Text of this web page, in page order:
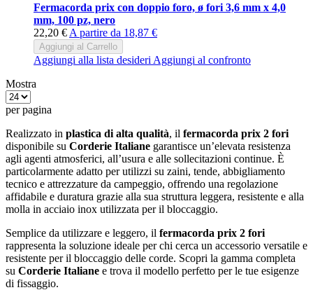
Fermacorda prix con doppio foro, ø fori 3,6 mm x 4,0
mm, 100 pz, nero
22,20 € A partire da 18,87 €
Aggiungi al Carrello
Aggiungi alla lista desideri Aggiungi al confronto
Mostra
per pagina
Realizzato in plastica di alta qualità, il fermacorda prix 2 fori
disponibile su Corderie Italiane garantisce un’elevata resistenza
agli agenti atmosferici, all’usura e alle sollecitazioni continue. È
particolarmente adatto per utilizzi su zaini, tende, abbigliamento
tecnico e attrezzature da campeggio, offrendo una regolazione
affidabile e duratura grazie alla sua struttura leggera, resistente e alla
molla in acciaio inox utilizzata per il bloccaggio.
Semplice da utilizzare e leggero, il fermacorda prix 2 fori
rappresenta la soluzione ideale per chi cerca un accessorio versatile e
resistente per il bloccaggio delle corde. Scopri la gamma completa
su Corderie Italiane e trova il modello perfetto per le tue esigenze
di fissaggio.